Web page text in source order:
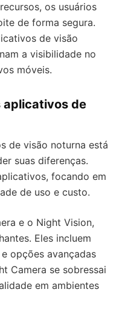
os usuários
de forma segura.
de visão
a visibilidade no
móveis.
aplicativos de
de visão noturna está
suas diferenças.
focando em
de uso e custo.
e o Night Vision,
Eles incluem
opções avançadas
Camera se sobressai
em ambientes